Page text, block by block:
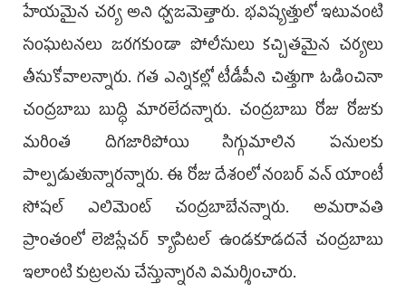
హేయమైన చర్య అని ధ్వజమెత్తారు. భవిష్యత్తులో ఇటువంటి
సంఘటనలు జరగకుండా పోలీసులు కచ్చితమైన చర్యలు
తీసుకోవాలన్నారు. గత ఎన్నికల్లో టీడీపీని చిత్తుగా ఓడించినా
చంద్రబాబు బుద్ధి మారలేదన్నారు. చంద్రబాబు రోజు రోజుకు
మరింత దిగజారిపోయి సిగ్గుమాలిన పనులకు
పాల్పడుతున్నారన్నారు. ఈ రోజు దేశంలో నంబర్‌ వన్‌ యాంటీ
సోషల్‌ ఎలిమెంట్‌ చంద్రబాబేనన్నారు. అమరావతి
ప్రాంతంలో లెజిస్లేచర్‌ క్యాపిటల్‌ ఉండకూడదనే చంద్రబాబు
ఇలాంటి కుట్రలను చేస్తున్నారని విమర్శించారు.